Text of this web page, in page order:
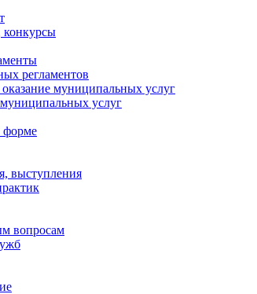
конкурсы
регламентов
муниципальных услуг
услуг
форме
выступления
вопросам